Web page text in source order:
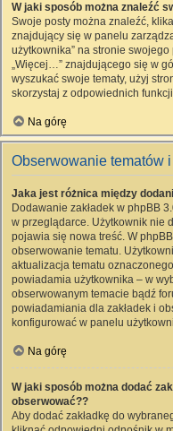
W jaki sposób można znaleźć
Swoje posty można znaleźć,
znajdujący się w panelu
użytkownika” na stronie
„Więcej…” znajdującego się w
wyszukać swoje tematy, użyj
skorzystaj z odpowiednich
Na górę
Obserwowanie tematów i
Jaka jest różnica między
Dodawanie zakładek w phpBB
w przeglądarce. Użytkownik nie
pojawia się nowa treść. W
obserwowanie tematu.
aktualizacja tematu
powiadamia użytkownika – w
obserwowanym temacie bądź
powiadamiania dla zakładek i
konfigurować w panelu
Na górę
W jaki sposób można dodać
obserwować??
Aby dodać zakładkę do